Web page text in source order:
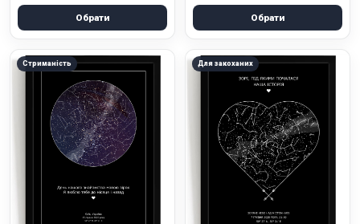
Обрати Обрати
Стриманість Для закоханих